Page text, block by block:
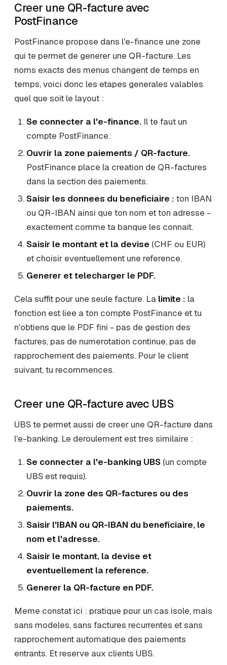
Creer une QR-facture avec
PostFinance
PostFinance propose dans l'e-finance une zone
qui te permet de generer une QR-facture. Les
noms exacts des menus changent de temps en
temps, voici donc les etapes generales valables
quel que soit le layout :
Se connecter a l'e-finance. Il te faut un
compte PostFinance.
Ouvrir la zone paiements / QR-facture.
PostFinance place la creation de QR-factures
dans la section des paiements.
Saisir les donnees du beneficiaire : ton IBAN
ou QR-IBAN ainsi que ton nom et ton adresse -
exactement comme ta banque les connait.
Saisir le montant et la devise (CHF ou EUR)
et choisir eventuellement une reference.
Generer et telecharger le PDF.
Cela suffit pour une seule facture. La limite : la
fonction est liee a ton compte PostFinance et tu
n'obtiens que le PDF fini - pas de gestion des
factures, pas de numerotation continue, pas de
rapprochement des paiements. Pour le client
suivant, tu recommences.
Creer une QR-facture avec UBS
UBS te permet aussi de creer une QR-facture dans
l'e-banking. Le deroulement est tres similaire :
Se connecter a l'e-banking UBS (un compte
UBS est requis).
Ouvrir la zone des QR-factures ou des
paiements.
Saisir l'IBAN ou QR-IBAN du beneficiaire, le
nom et l'adresse.
Saisir le montant, la devise et
eventuellement la reference.
Generer la QR-facture en PDF.
Meme constat ici : pratique pour un cas isole, mais
sans modeles, sans factures recurrentes et sans
rapprochement automatique des paiements
entrants. Et reserve aux clients UBS.